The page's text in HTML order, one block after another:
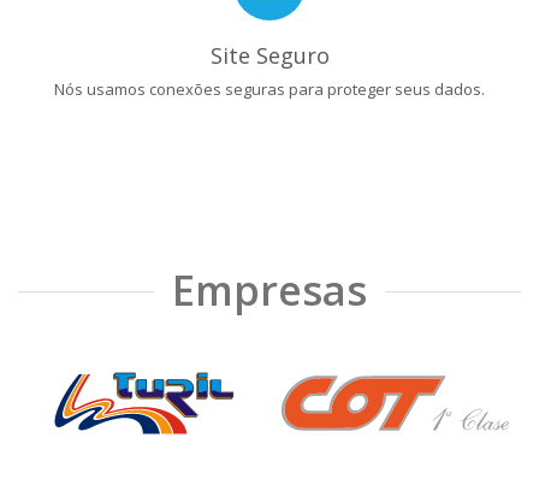
Site Seguro
Nós usamos conexões seguras para proteger seus dados.
Empresas
❮ ❯